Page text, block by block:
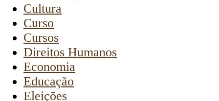
Cultura
Curso
Cursos
Direitos Humanos
Economia
Educação
Eleições